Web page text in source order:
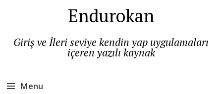
Endurokan
Giriş ve İleri seviye kendin yap uygulamaları
içeren yazılı kaynak
Menu